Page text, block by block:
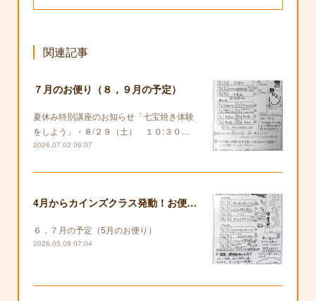
関連記事
７月のお便り（８，９月の予定）
夏休み特別講座のお知らせ「七宝焼き体験
をしよう」・８/２９（土） １０:３０…
2026.07.02 06:07
4月からカインズクラス発動！お便りも復活します！
６，７月の予定（5月のお便り）
2026.05.08 07:04